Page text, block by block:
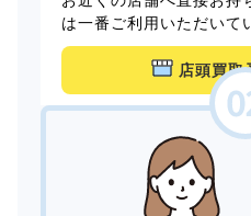
は一番ご利用いただいて
店頭買取